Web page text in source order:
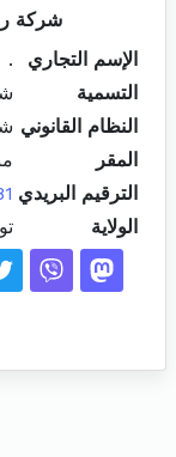
شركة
الإسم التجاري
.
التسمية
النظام القانوني
المقر
الترقيم البريدي
الولاية